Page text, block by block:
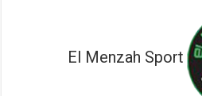
El Menzah Sport